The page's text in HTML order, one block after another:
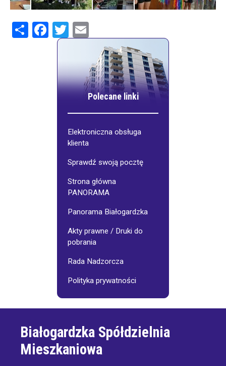
ShareFacebook
Twitter
Polecane linki
Elektroniczna obsługa
klienta
Sprawdź swoją pocztę
Strona główna
PANORAMA
Panorama Białogardzka
Akty prawne / Druki do
pobrania
Rada Nadzorcza
Polityka prywatności
Białogardzka Spółdzielnia
Mieszkaniowa